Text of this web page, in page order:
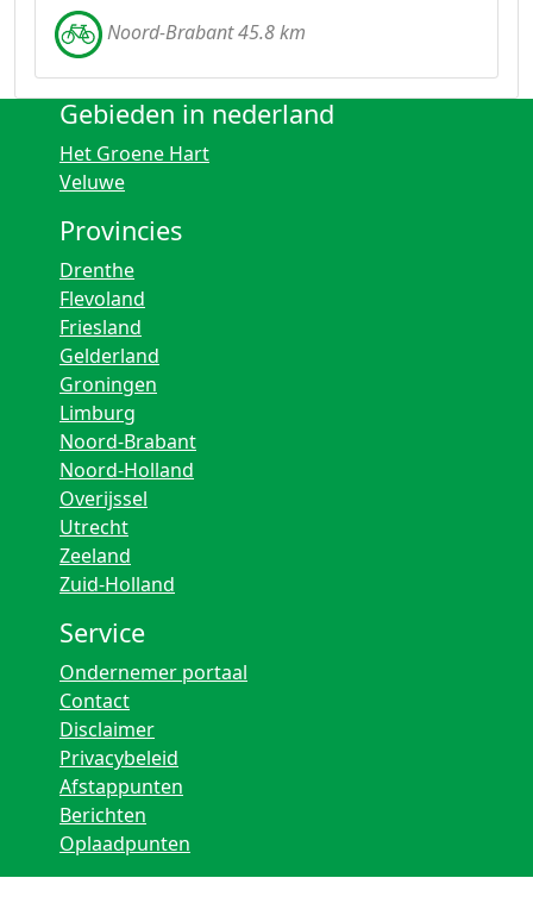
Noord-Brabant 45.8 km
Gebieden in nederland
Het Groene Hart
Veluwe
Provincies
Drenthe
Flevoland
Friesland
Gelderland
Groningen
Limburg
Noord-Brabant
Noord-Holland
Overijssel
Utrecht
Zeeland
Zuid-Holland
Service
Ondernemer portaal
Contact
Disclaimer
Privacybeleid
Afstappunten
Berichten
Oplaadpunten